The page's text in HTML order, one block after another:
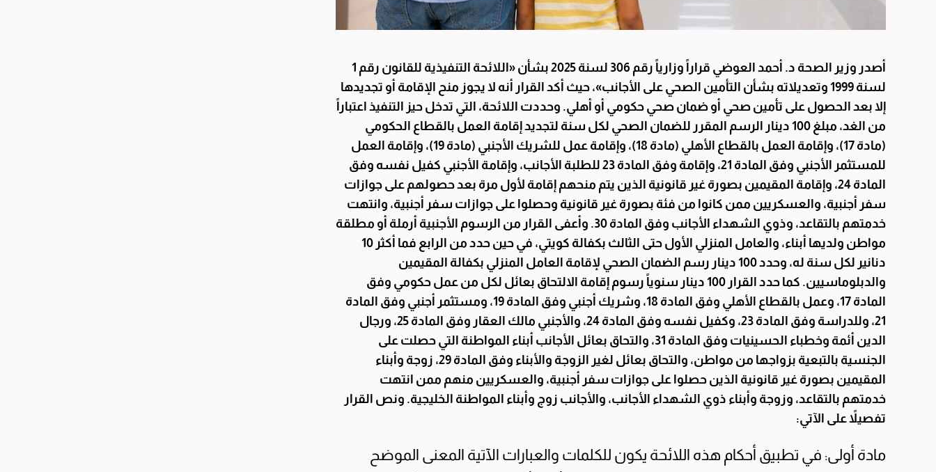
أصدر وزير الصحة د. أحمد العوضي قراراً وزارياً رقم 306 لسنة 2025 بشأن «اللائحة التنفيذية للقانون رقم 1
لسنة 1999 وتعديلاته بشأن التأمين الصحي على الأجانب»، حيث أكد القرار أنه لا يجوز منح الإقامة أو تجديدها
إلا بعد الحصول على تأمين صحي أو ضمان صحي حكومي أو أهلي. وحددت اللائحة، التي تدخل حيز التنفيذ اعتباراً
من الغد، مبلغ 100 دينار الرسم المقرر للضمان الصحي لكل سنة لتجديد إقامة العمل بالقطاع الحكومي
(مادة 17)، وإقامة العمل بالقطاع الأهلي (مادة 18)، وإقامة عمل للشريك الأجنبي (مادة 19)، وإقامة العمل
للمستثمر الأجنبي وفق المادة 21، وإقامة وفق المادة 23 للطلبة الأجانب، وإقامة الأجنبي كفيل نفسه وفق
المادة 24، وإقامة المقيمين بصورة غير قانونية الذين يتم منحهم إقامة لأول مرة بعد حصولهم على جوازات
سفر أجنبية، والعسكريين ممن كانوا من فئة بصورة غير قانونية وحصلوا على جوازات سفر أجنبية، وانتهت
خدمتهم بالتقاعد، وذوي الشهداء الأجانب وفق المادة 30. وأعفى القرار من الرسوم الأجنبية أرملة أو مطلقة
مواطن ولديها أبناء، والعامل المنزلي الأول حتى الثالث بكفالة كويتي، في حين حدد من الرابع فما أكثر 10
دنانير لكل سنة له، وحدد 100 دينار رسم الضمان الصحي لإقامة العامل المنزلي بكفالة المقيمين
والدبلوماسيين. كما حدد القرار 100 دينار سنوياً رسوم إقامة الالتحاق بعائل لكل من عمل حكومي وفق
المادة 17، وعمل بالقطاع الأهلي وفق المادة 18، وشريك أجنبي وفق المادة 19، ومستثمر أجنبي وفق المادة
21، وللدراسة وفق المادة 23، وكفيل نفسه وفق المادة 24، والأجنبي مالك العقار وفق المادة 25، ورجال
الدين أئمة وخطباء الحسينيات وفق المادة 31، والتحاق بعائل الأجانب أبناء المواطنة التي حصلت على
الجنسية بالتبعية بزواجها من مواطن، والتحاق بعائل لغير الزوجة والأبناء وفق المادة 29، زوجة وأبناء
المقيمين بصورة غير قانونية الذين حصلوا على جوازات سفر أجنبية، والعسكريين منهم ممن انتهت
خدمتهم بالتقاعد، وزوجة وأبناء ذوي الشهداء الأجانب، والأجانب زوج وأبناء المواطنة الخليجية. ونص القرار
تفصيلاً على الآتي:
مادة أولى: في تطبيق أحكام هذه اللائحة يكون للكلمات والعبارات الآتية المعنى الموضح